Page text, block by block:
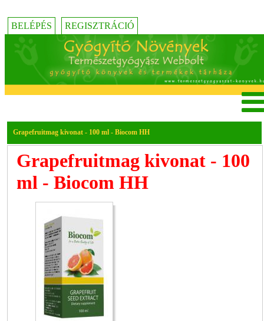
BELÉPÉS REGISZTRÁCIÓ
Grapefruitmag kivonat - 100 ml - Biocom HH
Grapefruitmag kivonat - 100
ml - Biocom HH